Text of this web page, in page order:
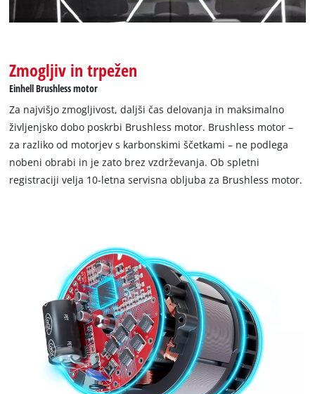
Zmogljiv in trpežen
Einhell Brushless motor
Za najvišjo zmogljivost, daljši čas delovanja in maksimalno
življenjsko dobo poskrbi Brushless motor. Brushless motor –
za razliko od motorjev s karbonskimi ščetkami – ne podlega
nobeni obrabi in je zato brez vzdrževanja. Ob spletni
registraciji velja 10-letna servisna obljuba za Brushless motor.